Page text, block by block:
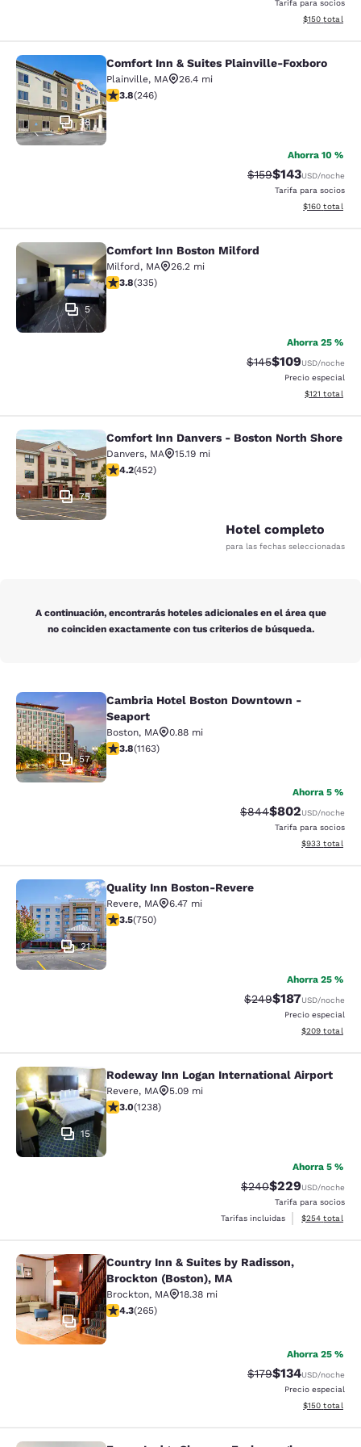
Tarifa para socios
Ver detalles
$150 total
Comfort Inn & Suites Plainville-
38
Comfort Inn & Suites Plainville-Foxboro
Plainville, MA
26.4 mi
calificación de 3.8 estrellas. Bueno. 246 reseñas
3.8(246)
Ahorra 10 %
Precio tachado:
$159Precio con
$143USD/noche
Tarifa para socios
Ver detalles
$160 total
Comfort Inn Boston Milford
5
Comfort Inn Boston Milford
Milford, MA
26.2 mi
calificación de 3.83 estrellas. Bueno. 335 reseñas
3.8(335)
Ahorra 25 %
Precio tachado:
$145Precio con
$109USD/noche
Precio especial
Ver detalles
$121 total
Comfort Inn Danvers - Boston
75
Comfort Inn Danvers - Boston North Shore
Danvers, MA
15.19 mi
calificación de 4.15 estrellas. Muy bueno. 452 reseñas
4.2(452)
Hotel completo
para las fechas seleccionadas
A continuación, encontrarás hoteles adicionales en el área que
no coinciden exactamente con tus criterios de búsqueda.
Cambria Hotel Boston Downtown -
57
Cambria Hotel Boston Downtown -
Seaport
Boston, MA
0.88 mi
calificación de 3.78 estrellas. Bueno. 1163 reseñas
3.8(1163)
Ahorra 5 %
Precio tachado:
$844Precio con
$802USD/noche
Tarifa para socios
Ver detalles
$933 total
Quality Inn Boston-Revere
21
Quality Inn Boston-Revere
Revere, MA
6.47 mi
calificación de 3.47 estrellas. Bueno. 750 reseñas
3.5(750)
Ahorra 25 %
Precio tachado:
$249Precio con
$187USD/noche
Precio especial
Ver detalles
$209 total
Rodeway Inn Logan International
15
Rodeway Inn Logan International Airport
Revere, MA
5.09 mi
calificación de 2.99 estrellas. Feria. 1238 reseñas
3.0(1238)
Ahorra 5 %
Precio tachado:
$240Precio con
$229USD/noche
Tarifa para socios
Tarifas incluidas
Ver detalles
$254 total
Country Inn & Suites by Radisson,
11
Country Inn & Suites by Radisson,
Brockton (Boston), MA
Brockton, MA
18.38 mi
calificación de 4.29 estrellas. Excelente. 265 reseñas
4.3(265)
Ahorra 25 %
Precio tachado:
$179Precio con
$134USD/noche
Precio especial
Ver detalles
$150 total